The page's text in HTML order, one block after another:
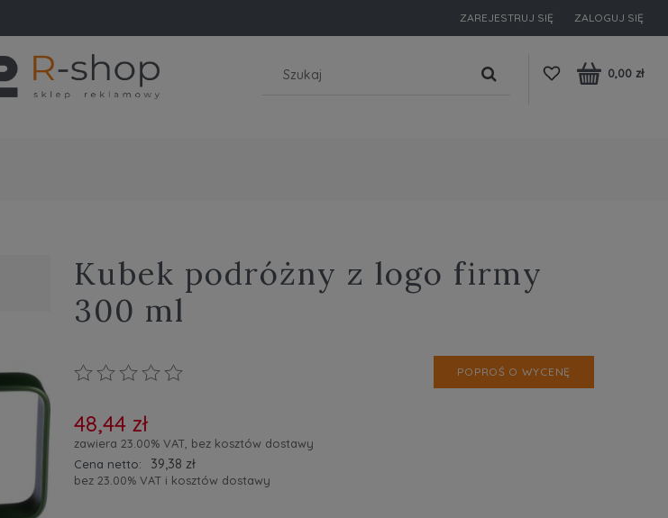
ZAREJESTRUJ SIĘ ZALOGUJ SIĘ
0,00 zł
Kubek podróżny z logo firmy
300 ml
POPROŚ O WYCENĘ
48,44 zł
zawiera 23.00% VAT, bez kosztów dostawy
Cena netto:
39,38 zł
bez 23.00% VAT i kosztów dostawy